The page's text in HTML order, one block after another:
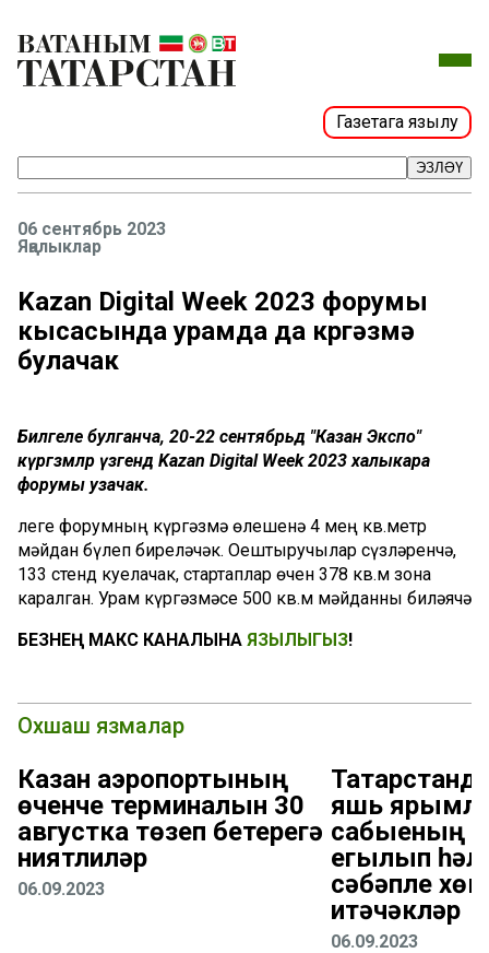
Газетага язылу
ЭЗЛӘҮ
06 сентябрь 2023
Яңалыклар
Kazan Digital Week 2023 форумы
кысасында урамда да күргәзмә
булачак
Билгеле булганча, 20-22 сентябрьдә "Казан Экспо"
күргәзмәләр үзәгендә Kazan Digital Week 2023 халыкара
форумы узачак.
Әлеге форумның күргәзмә өлешенә 4 мең кв.метр
мәйдан бүлеп биреләчәк. Оештыручылар сүзләренчә,
133 стенд куелачак, стартаплар өчен 378 кв.м зона
каралган. Урам күргәзмәсе 500 кв.м мәйданны биләячә
БЕЗНЕҢ МАКС КАНАЛЫНА ЯЗЫЛЫГЫЗ!
Охшаш язмалар
Казан аэропортының
өченче терминалын 30
августка төзеп бетерегә
ниятлиләр
06.09.2023
яшь
сабыеның
егылып
сәбәпле
итәчәкләр
06.09.2023